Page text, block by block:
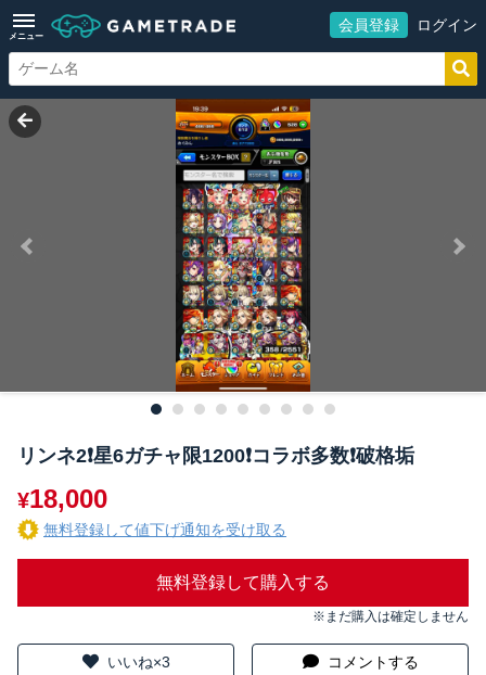
メニュー
会員登録 ログイン
リンネ2❗️星6ガチャ限1200❗️コラボ多数❗️破格垢
¥18,000
無料登録して値下げ通知を受け取る
無料登録して購入する
※まだ購入は確定しません
いいね×3 コメントする